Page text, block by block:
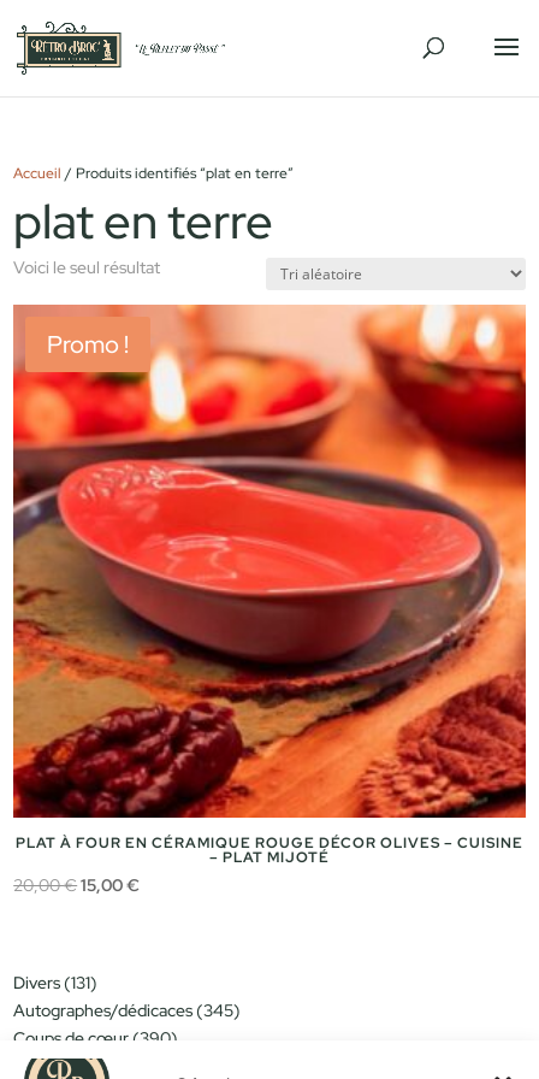
Accueil / Produits identifiés “plat en terre”
plat en terre
Voici le seul résultat
Promo !
PLAT À FOUR EN CÉRAMIQUE ROUGE DÉCOR OLIVES – CUISINE
– PLAT MIJOTÉ
20,00€Le
20,00 €.
15,00€Le
Divers 131131
produits
Autographes/dédicaces 345345
Coups de cœur 390390
Miniatures/jouets